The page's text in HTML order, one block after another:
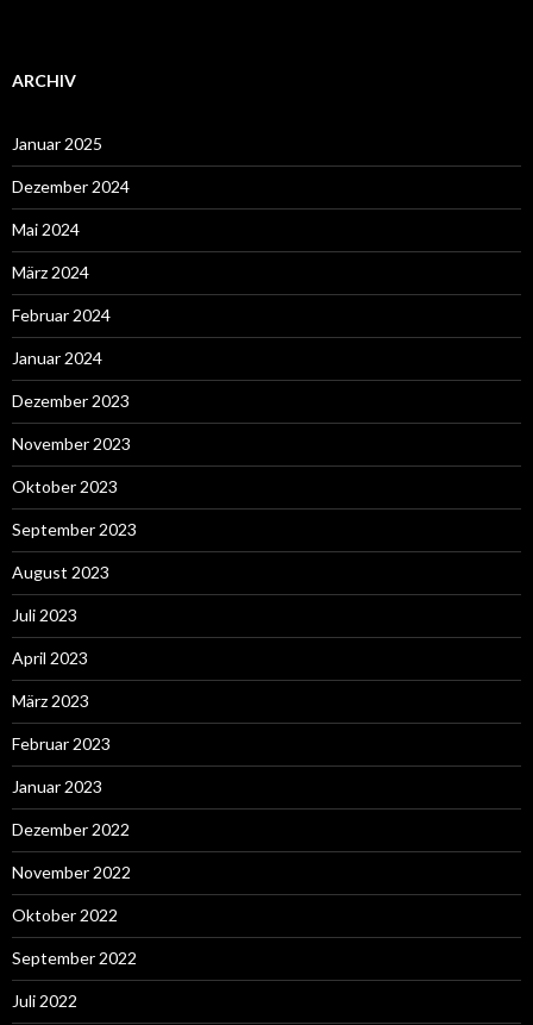
ARCHIV
Januar 2025
Dezember 2024
Mai 2024
März 2024
Februar 2024
Januar 2024
Dezember 2023
November 2023
Oktober 2023
September 2023
August 2023
Juli 2023
April 2023
März 2023
Februar 2023
Januar 2023
Dezember 2022
November 2022
Oktober 2022
September 2022
Juli 2022